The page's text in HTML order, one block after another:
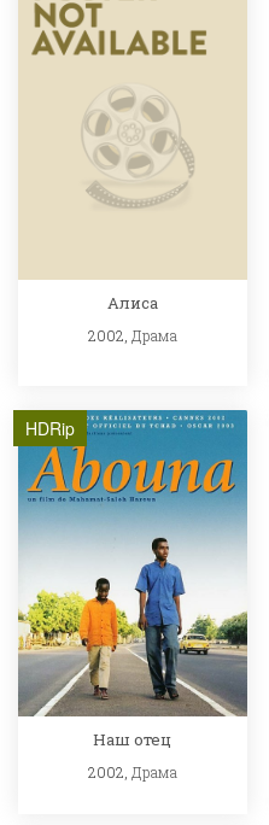
Алиса
2002, Драма
HDRip
Наш отец
2002, Драма